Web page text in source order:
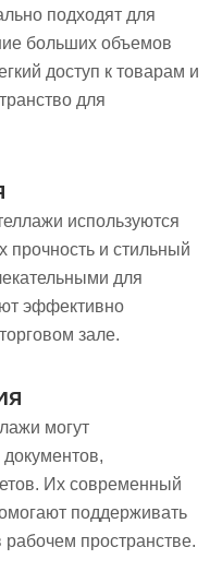
подходят для
больших объемов
доступ к товарам и
для
используются
прочность и стильный
для
эффективно
зале.
могут
Их современный
поддерживать
рабочем пространстве.